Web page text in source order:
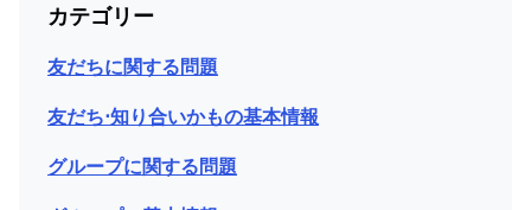
カテゴリー
友だちに関する問題
友だち⋅知り合いかもの基本情報
グループに関する問題